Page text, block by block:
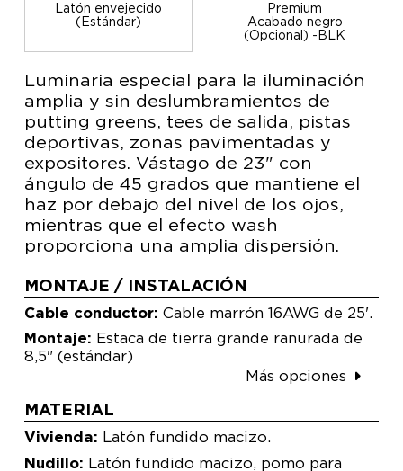
Latón envejecido
(Estándar)
Premium
Acabado negro
(Opcional) -BLK
Luminaria especial para la iluminación
amplia y sin deslumbramientos de
putting greens, tees de salida, pistas
deportivas, zonas pavimentadas y
expositores. Vástago de 23" con
ángulo de 45 grados que mantiene el
haz por debajo del nivel de los ojos,
mientras que el efecto wash
proporciona una amplia dispersión.
MONTAJE / INSTALACIÓN
Cable conductor: Cable marrón 16AWG de 25'.
Montaje: Estaca de tierra grande ranurada de
8,5" (estándar)
Más opciones
MATERIAL
Vivienda: Latón fundido macizo.
Nudillo: Latón fundido macizo, pomo para